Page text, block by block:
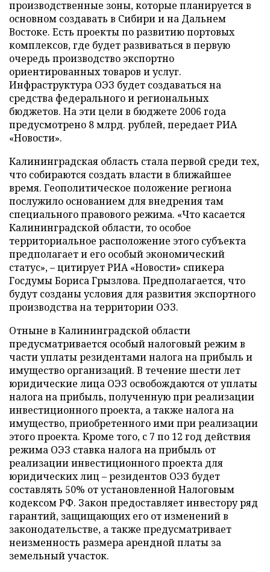
производственные зоны, которые планируется в
основном создавать в Сибири и на Дальнем
Востоке. Есть проекты по развитию портовых
комплексов, где будет развиваться в первую
очередь производство экспортно
ориентированных товаров и услуг.
Инфраструктура ОЭЗ будет создаваться на
средства федерального и региональных
бюджетов. На эти цели в бюджете 2006 года
предусмотрено 8 млрд. рублей, передает РИА
«Новости».
Калининградская область стала первой среди тех,
что собираются создать власти в ближайшее
время. Геополитическое положение региона
послужило основанием для внедрения там
специального правового режима. «Что касается
Калининградской области, то особое
территориальное расположение этого субъекта
предполагает и его особый экономический
статус», – цитирует РИА «Новости» спикера
Госдумы Бориса Грызлова. Предполагается, что
будут созданы условия для развития экспортного
производства на территории ОЭЗ.
Отныне в Калининградской области
предусматривается особый налоговый режим в
части уплаты резидентами налога на прибыль и
имущество организаций. В течение шести лет
юридические лица ОЭЗ освобождаются от уплаты
налога на прибыль, полученную при реализации
инвестиционного проекта, а также налога на
имущество, приобретенного ими при реализации
этого проекта. Кроме того, с 7 по 12 год действия
режима ОЭЗ ставка налога на прибыль от
реализации инвестиционного проекта для
юридических лиц – резидентов ОЭЗ будет
составлять 50% от установленной Налоговым
кодексом РФ. Закон предоставляет инвестору ряд
гарантий, защищающих его от изменений в
законодательстве, а также предусматривает
неизменность размера арендной платы за
земельный участок.